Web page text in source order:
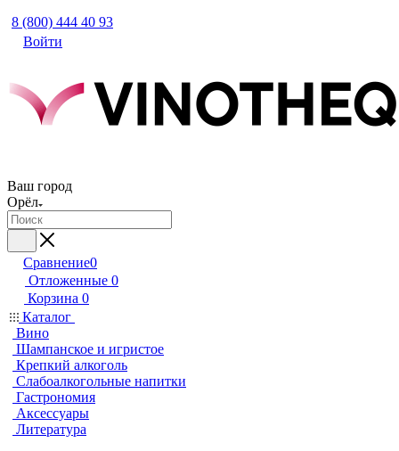
8 (800) 444 40 93
Войти
Ваш город
Орёл
Сравнение0
Отложенные 0
Корзина 0
Каталог
Вино
Шампанское и игристое
Крепкий алкоголь
Слабоалкогольные напитки
Гастрономия
Аксессуары
Литература